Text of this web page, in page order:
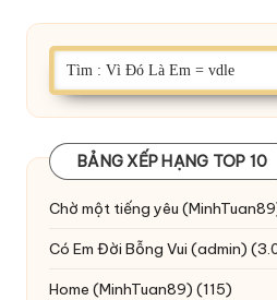
BẢNG XẾP HẠNG TOP 10
Chờ một tiếng yêu
Có Em Đời Bỗng Vui (admin)
Home (MinhTuan89) (115)